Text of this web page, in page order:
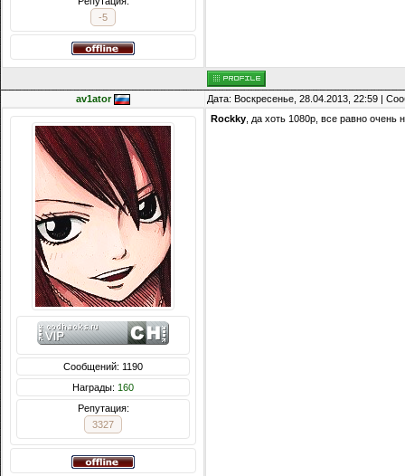
-5
av1ator Дата: Воскресенье, 28.04.2013, 22:59 |
Сообщений: 1190
Награды: 160
Репутация:
3327
Rockky , да хоть 1080р, все равно очень